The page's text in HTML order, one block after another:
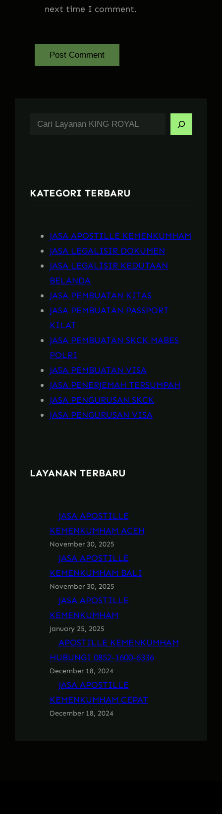
next time I comment.
h
KATEGORI TERBARU
JASA APOSTILLE KEMENKUMHAM
JASA LEGALISIR DOKUMEN
JASA LEGALISIR KEDUTAAN
BELANDA
JASA PEMBUATAN KITAS
JASA PEMBUATAN PASSPORT
KILAT
JASA PEMBUATAN SKCK MABES
POLRI
JASA PEMBUATAN VISA
JASA PENERJEMAH TERSUMPAH
JASA PENGURUSAN SKCK
JASA PENGURUSAN VISA
LAYANAN TERBARU
JASA APOSTILLE
KEMENKUMHAM ACEH
November 30, 2025
JASA APOSTILLE
KEMENKUMHAM BALI
November 30, 2025
JASA APOSTILLE
KEMENKUMHAM
January 25, 2025
APOSTILLE KEMENKUMHAM
HUBUNGI 0852-1600-6336
December 18, 2024
JASA APOSTILLE
KEMENKUMHAM CEPAT
December 18, 2024